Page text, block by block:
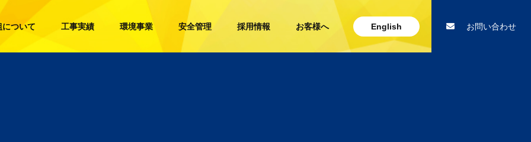
ついて 工事実績 環境事業 安全管理 採用情報 お客様へ English お問い合わせ